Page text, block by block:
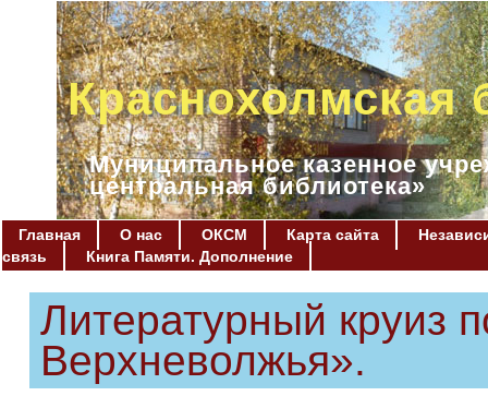
Краснохолмская
Муниципальное казенное
центральная библиотека»
Главная О нас ОКСМ Карта сайта
связь
Книга Памяти. Дополнение
Литературный круиз
Верхневолжья».